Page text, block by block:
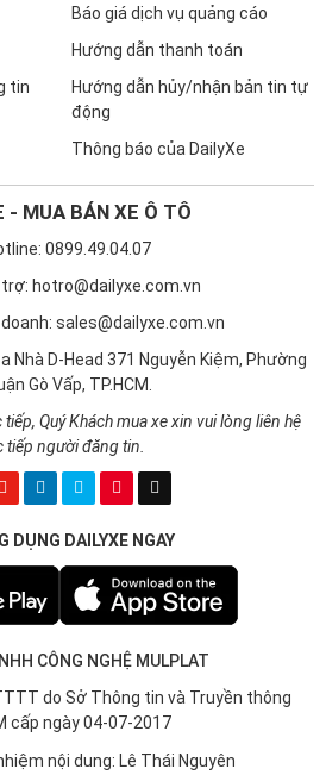
tin
Báo giá dịch vụ quảng cáo
Hướng dẫn thanh toán
Hướng dẫn hủy/nhận bản tin tự
động
Thông báo của DailyXe
- MUA BÁN XE Ô TÔ
0899.49.04.07
trợ: hotro@dailyxe.com.vn
sales@dailyxe.com.vn
Nhà D-Head 371 Nguyễn Kiệm, Phường
Gò Vấp, TP.HCM.
Quý Khách mua xe xin vui lòng liên hệ
tiếp người đăng tin.
DỤNG DAILYXE NGAY
CÔNG NGHỆ MULPLAT
do Sở Thông tin và Truyền thông
cấp ngày 04-07-2017
nội dung: Lê Thái Nguyên